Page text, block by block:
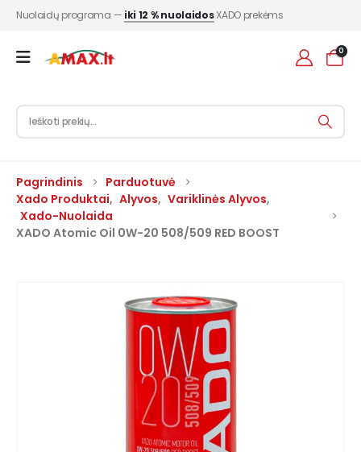
Nuolaidų programa — iki 12 % nuolaidosXADO prekėms
0
Pagrindinis
Parduotuvė
Xado Produktai, Alyvos, Variklinės Alyvos,
Xado-Nuolaida
XADO Atomic Oil 0W-20 508/509 RED BOOST